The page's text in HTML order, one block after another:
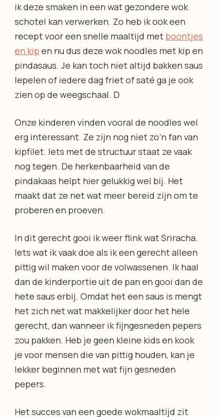
ik deze smaken in een wat gezondere wok
schotel kan verwerken. Zo heb ik ook een
recept voor een snelle maaltijd met boontjes
en kip en nu dus deze wok noodles met kip en
pindasaus. Je kan toch niet altijd bakken saus
lepelen of iedere dag friet of saté ga je ook
zien op de weegschaal. D
Onze kinderen vinden vooral de noodles wel
erg interessant. Ze zijn nog niet zo’n fan van
kipfilet. Iets met de structuur staat ze vaak
nog tegen. De herkenbaarheid van de
pindakaas helpt hier gelukkig wel bij. Het
maakt dat ze net wat meer bereid zijn om te
proberen en proeven.
In dit gerecht gooi ik weer flink wat Sriracha.
Iets wat ik vaak doe als ik een gerecht alleen
pittig wil maken voor de volwassenen. Ik haal
dan de kinderportie uit de pan en gooi dan de
hete saus erbij. Omdat het een saus is mengt
het zich net wat makkelijker door het hele
gerecht, dan wanneer ik fijngesneden pepers
zou pakken. Heb je geen kleine kids en kook
je voor mensen die van pittig houden, kan je
lekker beginnen met wat fijn gesneden
pepers.
Het succes van een goede wokmaaltijd zit